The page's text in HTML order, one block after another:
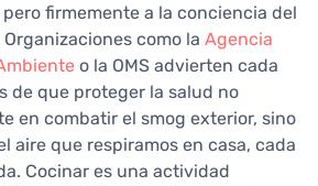
firmemente a la conciencia del
como la Agencia
o la OMS advierten cada
de que proteger la salud no
en combatir el smog exterior, sino
aire que respiramos en casa, cada
Cocinar es una actividad